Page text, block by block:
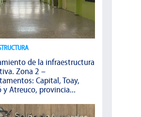
de la infraestructura
Zona 2 –
Capital, Toay,
y Atreuco, provincia...